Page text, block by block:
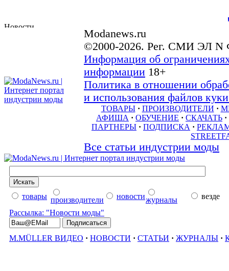
Modanews.ru
©2000-2026. Рег. СМИ ЭЛ N
Информация об
информации 18+
Политика в отношении
и использования файлов
ТОВАРЫ · ПРОИЗВОДИТЕЛИ ·
АФИША · ОБУЧЕНИЕ · СКАЧАТЬ ·
ПАРТНЕРЫ · ПОДПИСКА ·
Все статьи индустрии моды
товары производители новостижурналы
везде
Рассылка: "Новости моды"
M.MÜLLER ВИДЕО · НОВОСТИ · СТАТЬИ · ЖУРНАЛЫ ·